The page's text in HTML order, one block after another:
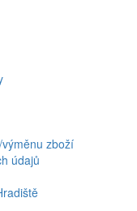
zboží
údajů